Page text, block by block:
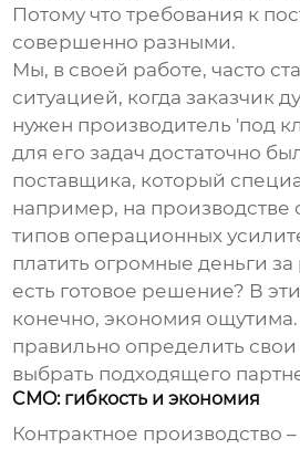
Потому что требования к
совершенно разными.
Мы, в своей работе, часто
ситуацией, когда заказчик
нужен производитель 'под
для его задач достаточно
поставщика, который
например, на производстве
типов операционных
платить огромные деньги за
есть готовое решение? В
конечно, экономия ощутима.
правильно определить
выбрать подходящего
CMO: гибкость и экономия
Контрактное производство